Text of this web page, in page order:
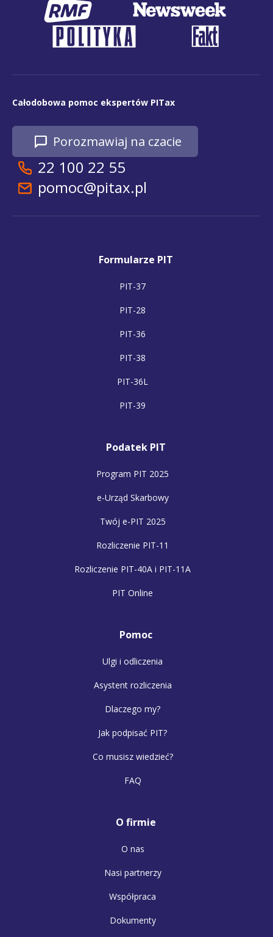
Całodobowa pomoc ekspertów PITax
Porozmawiaj na czacie
22 100 22 55
pomoc@pitax.pl
Formularze PIT
PIT-37
PIT-28
PIT-36
PIT-38
PIT-36L
PIT-39
Podatek PIT
Program PIT 2025
e-Urząd Skarbowy
Twój e-PIT 2025
Rozliczenie PIT-11
Rozliczenie PIT-40A i PIT-11A
PIT Online
Pomoc
Ulgi i odliczenia
Asystent rozliczenia
Dlaczego my?
Jak podpisać PIT?
Co musisz wiedzieć?
FAQ
O firmie
O nas
Nasi partnerzy
Współpraca
Dokumenty